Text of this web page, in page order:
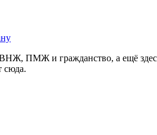
ПМЖ и гражданство, а ещё
сюда.